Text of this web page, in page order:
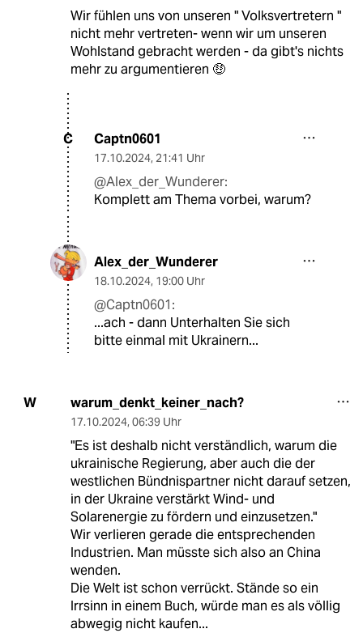
Wir fühlen uns von unseren " Volksvertretern "
nicht mehr vertreten- wenn wir um unseren
Wohlstand gebracht werden - da gibt's nichts
mehr zu argumentieren 🤑
C Captn0601
17.10.2024, 21:41 Uhr
@Alex_der_Wunderer:
Komplett am Thema vorbei, warum?
Alex_der_Wunderer
18.10.2024, 19:00 Uhr
@Captn0601:
...ach - dann Unterhalten Sie sich
bitte einmal mit Ukrainern...
W warum_denkt_keiner_nach?
17.10.2024, 06:39 Uhr
"Es ist deshalb nicht verständlich, warum die
ukrainische Regierung, aber auch die der
westlichen Bündnispartner nicht darauf setzen,
in der Ukraine verstärkt Wind- und
Solarenergie zu fördern und einzusetzen."
Wir verlieren gerade die entsprechenden
Industrien. Man müsste sich also an China
wenden.
Die Welt ist schon verrückt. Stände so ein
Irrsinn in einem Buch, würde man es als völlig
abwegig nicht kaufen...